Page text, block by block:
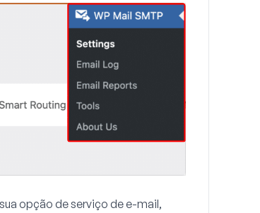
opção de serviço de e-mail,